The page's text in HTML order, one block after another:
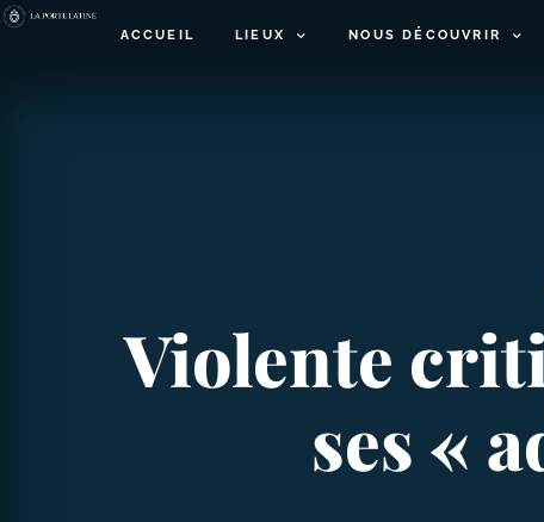
ACCUEIL LIEUX NOUS DÉCOUVRIR
Violente
ses «